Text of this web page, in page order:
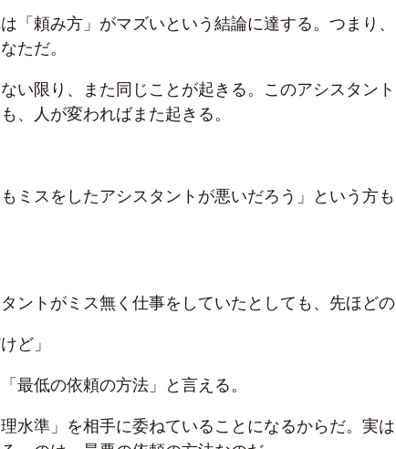
「頼み方」がマズいという結論に達する。つまり、
ただ。
い限り、また同じことが起きる。このアシスタント
、人が変わればまた起きる。
ミスをしたアシスタントが悪いだろう」という方も
ントがミス無く仕事をしていたとしても、先ほどの
ど」
最低の依頼の方法」と言える。
水準」を相手に委ねていることになるからだ。実は